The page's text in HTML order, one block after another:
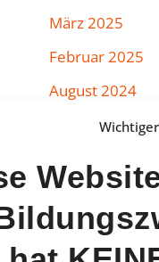
März 2025
Februar 2025
August 2024
Juli 2024
März 2024
Februar 2024